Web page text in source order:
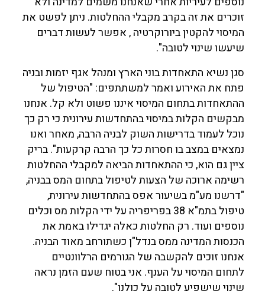
זוכרים את זה בקרב מקבלי ההחלטות. ניתן לפשט את
המיסוי להקטין ביורוקרטיה , אפשר לעשות דברים
שיעשו שינוי לטובה".
סגן נשיא התאחדות בוני הארץ ומנהל אגף יזמות ובניה
פתח את האירוע ואמר למשתתפים: "הטיפול של
ההתאחדות בתחום המיסוי איננו פשוט ולא קל. אנחנו
מבקשים הקלות במיסוי בהתחדשות עירונית כי רק כך
נוכל לעמוד בדרישות השוק לבניה הרבה, מאחר ואנו
נמצאים במצב בו חסרות כל כך הרבה קרקעות". בריק
ציין גם הוא, כי ההתאחדות הביאה למקבלי ההחלטות
רשימה ארוכה של הצעות לטיפול בתחום המס בבניה,
"דרשנו מע"מ בשיעור אפס בהתחדשות עירונית,
טיפול בתמ"א 38 בפריפריה על ידי הקלות מס וכלים
נוספים ועוד. רק החלטות כאלה יגדילו באמת את
הכנסות המדינה ממס בנדל"ן כשתורחב מאוד הבניה.
אנחנו זוכים להקשבה של הגורמים הרלוונטיים
לתחום המיסוי על הענף. אני בטוח שעם הזמן נראה
שינוי שישפיע לטובה על כולנו".